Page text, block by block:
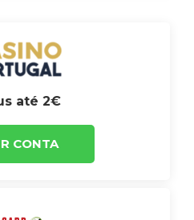
até 2€
CONTA